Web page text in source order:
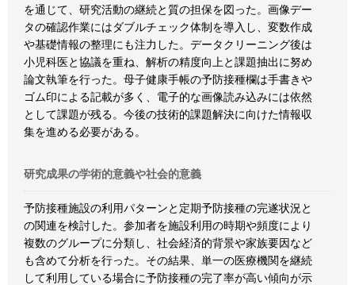
を通じて、研究活動の継続と質の担保を図った。画像デー
タの確認作業にはダブルチェック体制を導入し、変数作成
や基礎情報の整理にも注力した。データクリーニング後は
小児科医と協議を重ね、解析の精度向上と課題抽出に努め
論文執筆を行った。母子健康手帳の予防接種欄は手書きや
ゴム印による記載が多く、電子的な画像読み込みには依然
として課題が残る。今後の技術的課題解決に向けた情報収
集を進める必要がある。
研究成果の学術的意義や社会的意義
予防接種施設の利用パターンと定期予防接種の完遂状況と
の関連を検討した。参加者を施設利用の時期や頻度により
複数のグループに分類し、社会経済的背景や家族要因など
も含めて分析を行った。その結果、単一の医療機関を継続
して利用している場合に予防接種の完了率が高い傾向が示